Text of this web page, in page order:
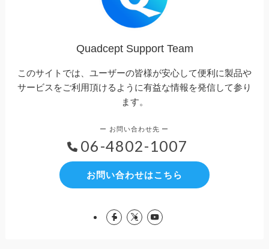
Quadcept Support Team
このサイトでは、ユーザーの皆様が安心して便利に製品や
サービスをご利用頂けるように有益な情報を発信して参り
ます。
06-4802-1007
お問い合わせはこちら